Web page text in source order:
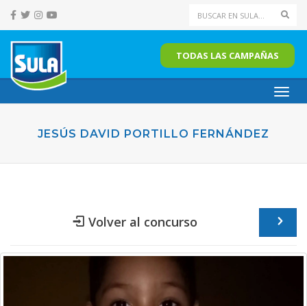
TODAS LAS CAMPAÑAS
JESÚS DAVID PORTILLO FERNÁNDEZ
Volver al concurso